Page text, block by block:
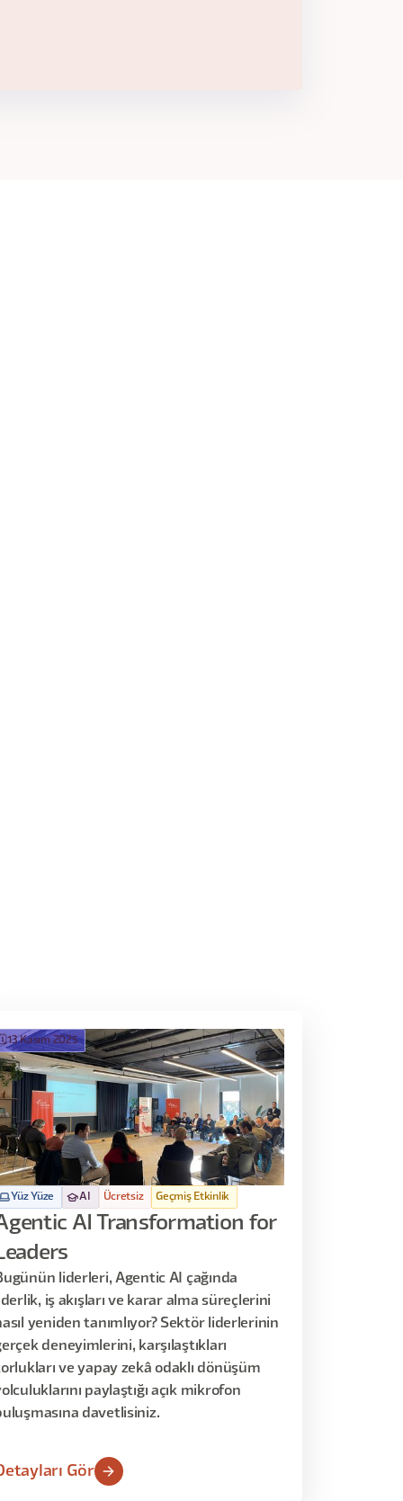
Yüz Yüze AI Ücretsiz Geçmiş Etkinlik
13 Kasım 2025
AI Transformation for
liderleri, Agentic AI çağında
iş akışları ve karar alma süreçlerini
yeniden tanımlıyor? Sektör liderlerinin
deneyimlerini, karşılaştıkları
ve yapay zekâ odaklı dönüşüm
paylaştığı açık mikrofon
davetlisiniz.
Gör